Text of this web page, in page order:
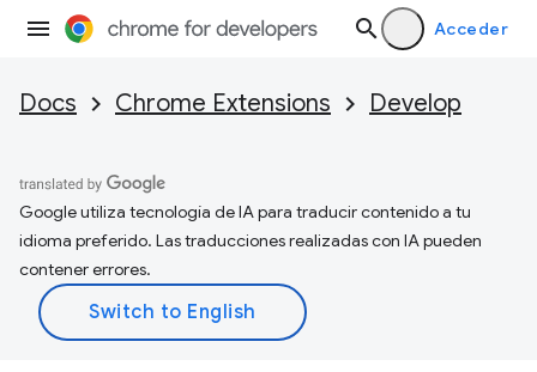
Acceder
Docs Chrome Extensions Develop
Google utiliza tecnología de IA para traducir contenido a tu
idioma preferido. Las traducciones realizadas con IA pueden
contener errores.